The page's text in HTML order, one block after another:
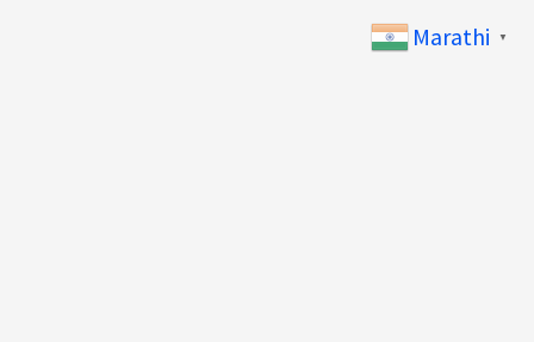
Marathi ▼